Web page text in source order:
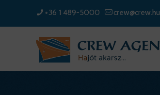
+36 1 489-5000 crew@crew.hu